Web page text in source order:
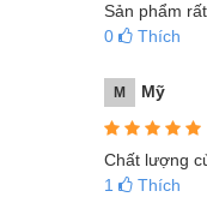
Sản phẩm
0
Thích
M Mỹ
Chất lượng
1
Thích